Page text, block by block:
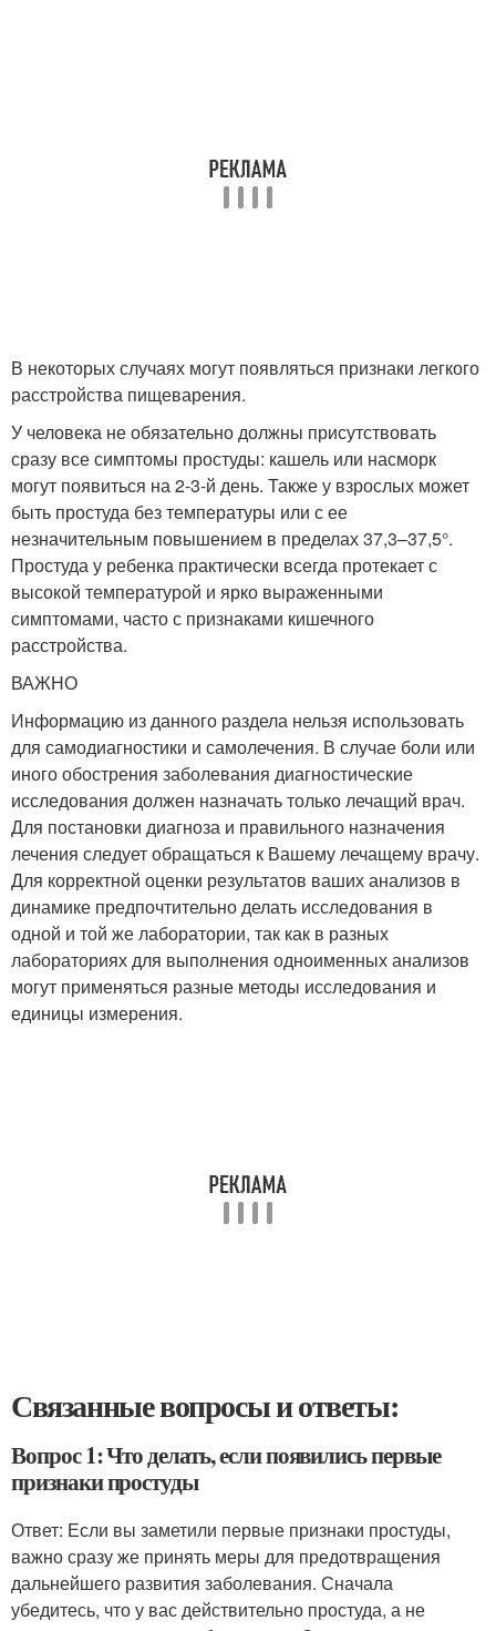
В некоторых случаях могут появляться признаки легкого
расстройства пищеварения.
У человека не обязательно должны присутствовать
сразу все симптомы простуды: кашель или насморк
могут появиться на 2-3-й день. Также у взрослых может
быть простуда без температуры или с ее
незначительным повышением в пределах 37,3–37,5°.
Простуда у ребенка практически всегда протекает с
высокой температурой и ярко выраженными
симптомами, часто с признаками кишечного
расстройства.
ВАЖНО
Информацию из данного раздела нельзя использовать
для самодиагностики и самолечения. В случае боли или
иного обострения заболевания диагностические
исследования должен назначать только лечащий врач.
Для постановки диагноза и правильного назначения
лечения следует обращаться к Вашему лечащему врачу.
Для корректной оценки результатов ваших анализов в
динамике предпочтительно делать исследования в
одной и той же лаборатории, так как в разных
лабораториях для выполнения одноименных анализов
могут применяться разные методы исследования и
единицы измерения.
Связанные вопросы и ответы:
Вопрос 1: Что делать, если появились первые
признаки простуды
Ответ: Если вы заметили первые признаки простуды,
важно сразу же принять меры для предотвращения
дальнейшего развития заболевания. Сначала
убедитесь, что у вас действительно простуда, а не